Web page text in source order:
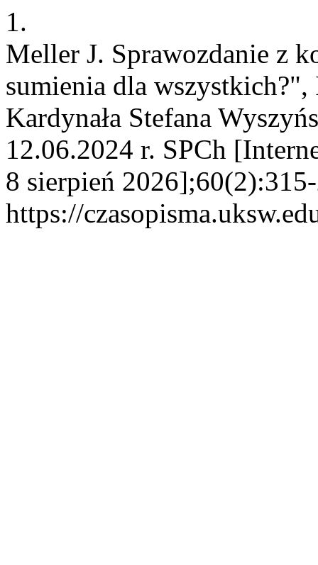
1.
Meller J. Sprawozdanie z
sumienia dla
Kardynała Stefana
12.06.2024 r. SPCh
8 sierpień
https://